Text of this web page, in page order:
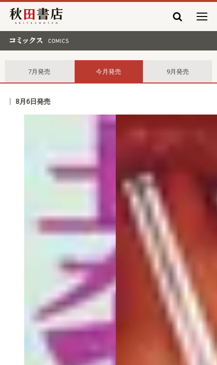
秋田書店
7月発売 今月発売 9月発売
8月6日発売